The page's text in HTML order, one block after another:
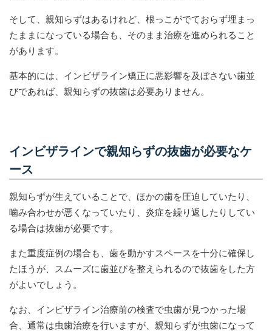
そして、親知らずはあるけれど、根っこがでておらず埋まっ
たままになっている場合も、そのまま治療を進められること
があります。
基本的には、インビザライン矯正に悪影響を及ぼさない歯並
びであれば、親知らずの抜歯は必要ありません。
インビザラインで親知らずの抜歯が必要なケ
ース
親知らずが生えていることで、ほかの歯を圧迫していたり、
噛み合わせが悪くなっていたり、炎症を繰り返したりしてい
る場合は抜歯が必要です。
また重度症例の場合も、歯を動かすスペースを十分に確保し
たほうが、スムーズに歯並びを整えられるので抜歯をした方
がよいでしょう。
なお、インビザライン治療前の検査で虫歯が見つかった場
合、通常は虫歯治療を行いますが、親知らずが虫歯になって